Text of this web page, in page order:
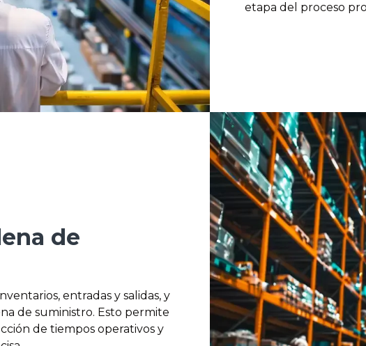
etapa del proceso
de
entradas y salidas, y
de suministro. Esto permite
de tiempos operativos y